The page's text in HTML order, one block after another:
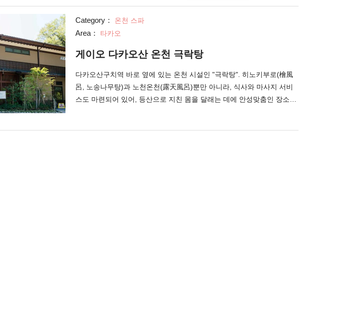
Category： 온천 스파
Area： 타카오
게이오 다카오산 온천 극락탕
다카오산구치역 바로 옆에 있는 온천 시설인 "극락탕". 히노키부로(檜風
呂, 노송나무탕)과 노천온천(露天風呂)뿐만 아니라, 식사와 마사지 서비
스도 마련되어 있어, 등산으로 지친 몸을 달래는 데에 안성맞춤인 장소입